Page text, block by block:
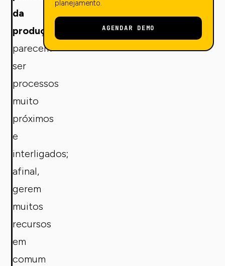
da
produção
parecem
ser
processos
muito
próximos
e
interligados;
afinal,
gerem
muitos
recursos
em
comum
planejamento.
AGENDAR DEMO